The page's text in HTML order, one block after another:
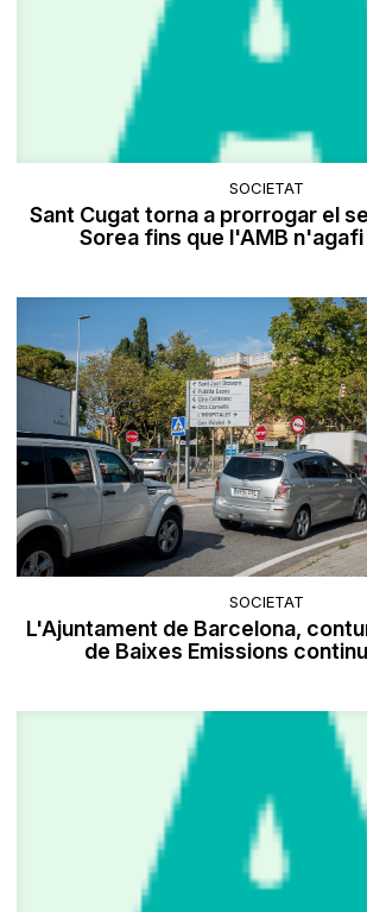
SOCIETAT
Sant Cugat torna a prorrogar el
Sorea fins que l'AMB
SOCIETAT
L'Ajuntament de Barcelona,
de Baixes Emissions